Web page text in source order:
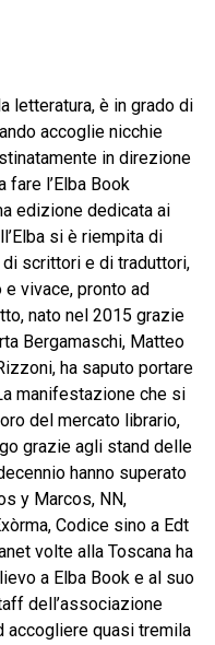
letteratura, è in grado di
accoglie nicchie
in direzione
fare l’Elba Book
edizione dedicata ai
si è riempita di
scrittori e di traduttori,
vivace, pronto ad
nato nel 2015 grazie
Bergamaschi, Matteo
ha saputo portare
manifestazione che si
del mercato librario,
grazie agli stand delle
hanno superato
y Marcos, NN,
Codice sino a Edt
volte alla Toscana ha
a Elba Book e al suo
dell’associazione
accogliere quasi tremila